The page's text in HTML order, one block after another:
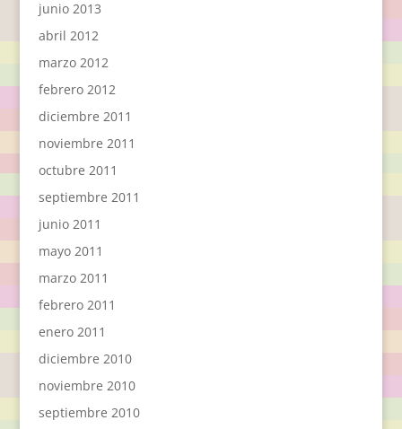
junio 2013
abril 2012
marzo 2012
febrero 2012
diciembre 2011
noviembre 2011
octubre 2011
septiembre 2011
junio 2011
mayo 2011
marzo 2011
febrero 2011
enero 2011
diciembre 2010
noviembre 2010
septiembre 2010